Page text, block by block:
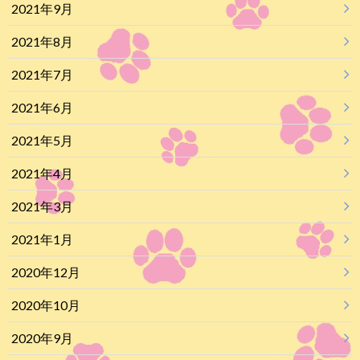
2021年9月
2021年8月
2021年7月
2021年6月
2021年5月
2021年4月
2021年3月
2021年1月
2020年12月
2020年10月
2020年9月